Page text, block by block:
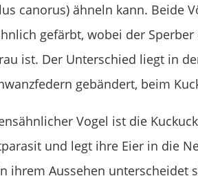
canorus) ähneln kann. Beide
gefärbt, wobei der
ist. Der Unterschied liegt in
gebändert, beim
Vogel ist die
und legt ihre Eier in die
ihrem Aussehen unterscheidet